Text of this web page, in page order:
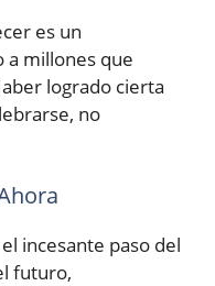
es un
a millones que
logrado cierta
no
incesante paso del
futuro,